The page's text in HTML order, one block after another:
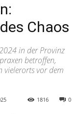
Chaos
in der Provinz
betroffen,
vielerorts vor dem
0
1816